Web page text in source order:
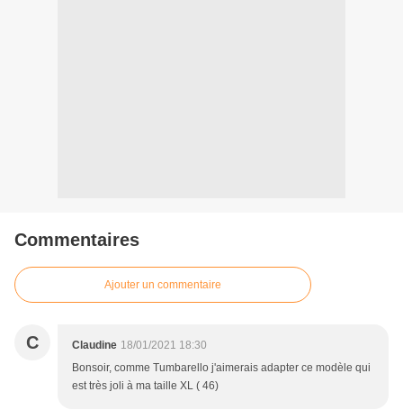
Commentaires
Ajouter un commentaire
C Claudine 18/01/2021 18:30
Bonsoir, comme Tumbarello j'aimerais adapter ce modèle qui
est très joli à ma taille XL ( 46)